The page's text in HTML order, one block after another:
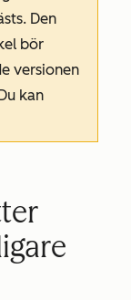
Den
bör
versionen
kan